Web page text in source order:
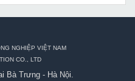
NGHIỆP VIỆT NAM
CO., LTD
Bà Trưng - Hà Nội.